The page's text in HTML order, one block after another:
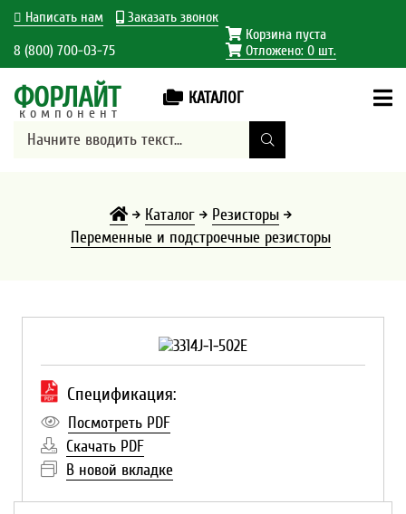
Написать нам Заказать звонок
8 (800) 700-03-75
Корзина пуста
Отложено: 0шт.
ФОРЛАЙТ
компонент
КАТАЛОГ
Каталог
Резисторы
Переменные и подстроечные резисторы
Спецификация:
Посмотреть PDF
Скачать PDF
В новой вкладке